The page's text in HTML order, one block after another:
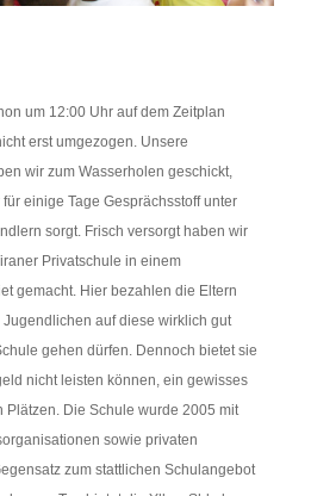
um 12:00 Uhr auf dem Zeitplan
erst umgezogen. Unsere
wir zum Wasserholen geschickt,
einige Tage Gesprächsstoff unter
sorgt. Frisch versorgt haben wir
Privatschule in einem
gemacht. Hier bezahlen die Eltern
auf diese wirklich gut
gehen dürfen. Dennoch bietet sie
nicht leisten können, ein gewisses
Plätzen. Die Schule wurde 2005 mit
sowie privaten
zum stattlichen Schulangebot